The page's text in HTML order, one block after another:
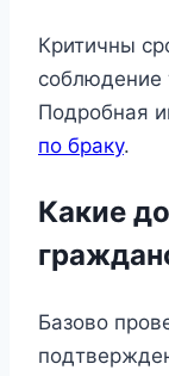
Критичны
соблюдение
Подробная
по браку.
Какие
Базово